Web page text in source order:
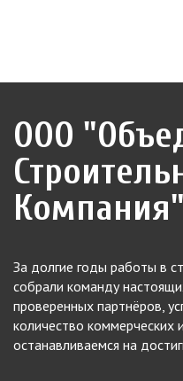
ООО
Компания"
За долгие годы работы в
собрали команду
проверенных партнёров,
количество коммерческих
останавливаемся на